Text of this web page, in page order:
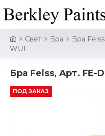
Свет Бра
Бра
WU1
Бра Feiss, Арт. FE-
ПОД ЗАКАЗ